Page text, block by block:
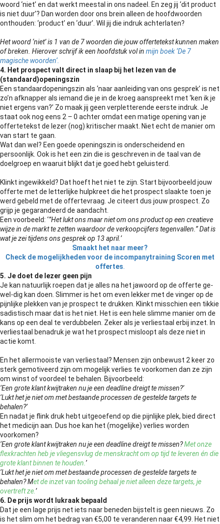
woord ‘niet’ en dat werkt meestal in ons nadeel. En zeg jij ‘dit product
is niet duur’? Dan worden door ons brein alleen de hoofdwoorden
onthouden: ‘product’ en ‘duur’. Wil jij die indruk achterlaten?
Het woord ‘niet’ is 1 van de 7 woorden die jouw offertetekst kunnen maken
of breken. Hierover schrijf ik een hoofdstuk vol in mijn boek ‘De 7
magische woorden‘.
4. Het prospect valt direct in slaap bij het lezen van de
(standaard)openingszin
Een standaardopeningszin als ‘naar aanleiding van ons gesprek’ is net
zo’n afknapper als iemand die je in de kroeg aanspreekt met ‘ken ik je
niet ergens van?’ Zo maak jij geen verpletterende eerste indruk. Je
staat ook nog eens 2 – 0 achter omdat een matige opening van je
offertetekst de lezer (nog) kritischer maakt. Niet echt de manier om
van start te gaan.
Wat dan wel? Een goede openingszin is onderscheidend en
persoonlijk. Ook is het een zin die is geschreven in de taal van de
doelgroep en waaruit blijkt dat je goed hebt geluisterd.
Klinkt ingewikkeld? Dat hoeft het niet te zijn. Start bijvoorbeeld jouw
offerte met de letterlijke hulpkreet die het prospect slaakte toen je
werd gebeld met de offertevraag. Je citeert dus jouw prospect. Zo
grijp je gegarandeerd de aandacht.
Een voorbeeld: ‘”Het lukt ons maar niet om ons product op een creatieve
wijze in de markt te zetten waardoor de verkoopcijfers tegenvallen.” Dat is
wat je zei tijdens ons gesprek op 13 april.’
Smaakt het naar meer?
Check de mogelijkheden voor de incompanytraining Scoren met
offertes.
5. Je doet de lezer geen pijn
Je kan natuurlijk roepen dat je alles na het jawoord op de offerte ge-
wel-dig kan doen. Slimmer is het om even lekker met de vinger op de
pijnlijke plekken van je prospect te drukken. Klinkt misschien een tikkie
sadistisch maar dat is het niet. Het is een hele slimme manier om de
kans op een deal te verdubbelen. Zeker als je verliestaal erbij inzet. In
verliestaal benadruk je wat het prospect misloopt als deze niet in
actie komt.
En het allermooiste van verliestaal? Mensen zijn onbewust 2 keer zo
sterk gemotiveerd zijn om mogelijk verlies te voorkomen dan ze zijn
om winst of voordeel te behalen. Bijvoorbeeld:
‘Een grote klant kwijtraken nu je een deadline dreigt te missen?’
‘Lukt het je niet om met bestaande processen de gestelde targets te
behalen?’
En nadat je flink druk hebt uitgeoefend op die pijnlijke plek, bied direct
het medicijn aan. Dus hoe kan het (mogelijke) verlies worden
voorkomen?
‘Een grote klant kwijtraken nu je een deadline dreigt te missen?Met onze
flexkrachten heb je vliegensvlug de menskracht om op tijd te leveren én die
grote klant binnen te houden. ’
‘Lukt het je niet om met bestaande processen de gestelde targets te
behalen? Met de inzet van tooling behaal je niet alleen deze targets, je
overtreft ze. ’
6. De prijs wordt lukraak bepaald
Dat je een lage prijs net iets naar beneden bijstelt is geen nieuws. Zo
is het slim om het bedrag van €5,00 te veranderen naar €4,99. Het niet